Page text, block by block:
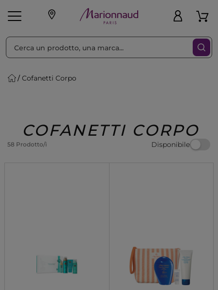
Make-up Profumi
Regalo
Cofanetti Corpo
COFANETTI CORPO
58 Prodotto/i Disponibile
Ordina per Filtra